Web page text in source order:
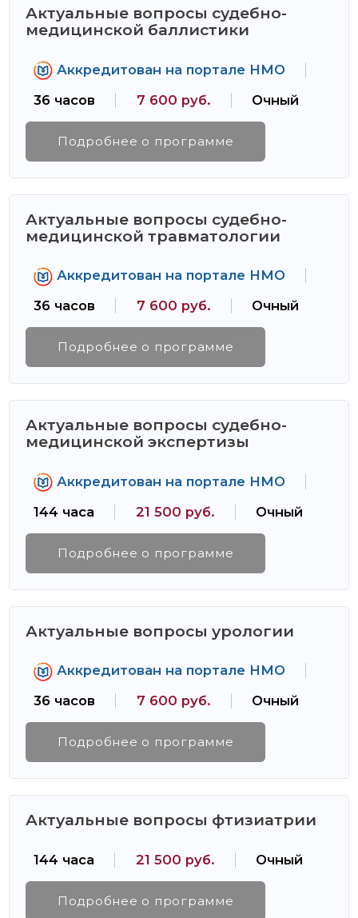
Актуальные вопросы судебно-
медицинской баллистики
Аккредитован на портале НМО
36 часов
7 600 руб. Очный
Подробнее о программе
Актуальные вопросы судебно-
медицинской травматологии
Аккредитован на портале НМО
36 часов
7 600 руб. Очный
Подробнее о программе
Актуальные вопросы судебно-
медицинской экспертизы
Аккредитован на портале НМО
144 часа
21 500 руб. Очный
Подробнее о программе
Актуальные вопросы урологии
Аккредитован на портале НМО
36 часов
7 600 руб. Очный
Подробнее о программе
Актуальные вопросы фтизиатрии
144 часа 21 500 руб. Очный
Подробнее о программе